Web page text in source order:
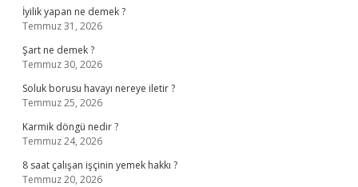
İyilik yapan ne demek ?
Temmuz 31, 2026
Şart ne demek ?
Temmuz 30, 2026
Soluk borusu havayı nereye iletir ?
Temmuz 25, 2026
Karmik döngü nedir ?
Temmuz 24, 2026
8 saat çalışan işçinin yemek hakkı ?
Temmuz 20, 2026